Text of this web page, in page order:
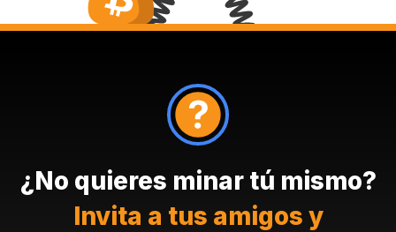
¿No quieres minar tú mismo?
Invita a tus amigos y